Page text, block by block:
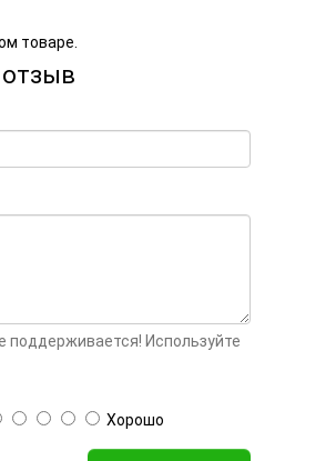
товаре.
поддерживается! Используйте
Хорошо